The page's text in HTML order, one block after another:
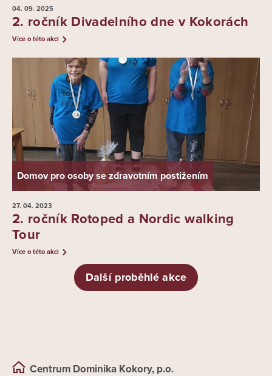
04. 09. 2025
2. ročník Divadelního dne v Kokorách
Více o této akci
Domov pro osoby se zdravotním postižením
27. 04. 2023
2. ročník Rotoped a Nordic walking
Tour
Více o této akci
Další proběhlé akce
Centrum Dominika Kokory, p.o.